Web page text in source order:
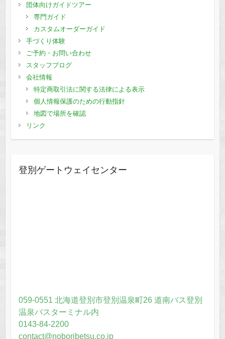
団体向けガイドツアー
専門ガイド
カスタムオーダーガイド
手づくり体験
ご予約・お問い合わせ
スタッフブログ
会社情報
特定商取引法に関する法律による表示
個人情報保護のための行動指針
地図で場所を確認
リンク
登別ゲートウェイセンター
059-0551 北海道登別市登別温泉町26 道南バス登別
温泉バスターミナル内
0143-84-2200
contact@noboribetsu.co.jp